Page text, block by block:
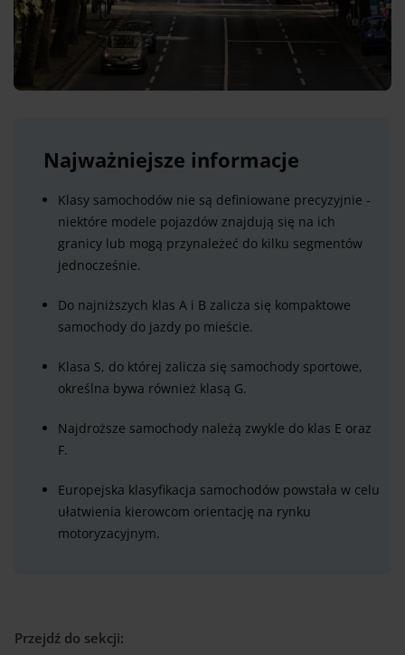
Najważniejsze informacje
Klasy samochodów nie są definiowane precyzyjnie -
niektóre modele pojazdów znajdują się na ich
granicy lub mogą przynależeć do kilku segmentów
jednocześnie.
Do najniższych klas A i B zalicza się kompaktowe
samochody do jazdy po mieście.
Klasa S, do której zalicza się samochody sportowe,
określna bywa również klasą G.
Najdroższe samochody należą zwykle do klas E oraz
F.
Europejska klasyfikacja samochodów powstała w celu
ułatwienia kierowcom orientację na rynku
motoryzacyjnym.
Przejdź do sekcji: